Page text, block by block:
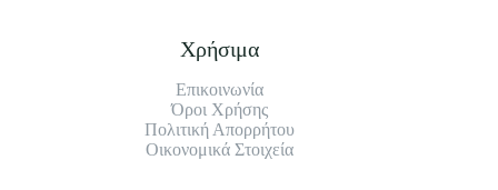
Χρήσιμα
Επικοινωνία
Όροι Χρήσης
Πολιτική Απορρήτου
Οικονομικά Στοιχεία